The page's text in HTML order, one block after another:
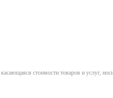
стоимости товаров и услуг,